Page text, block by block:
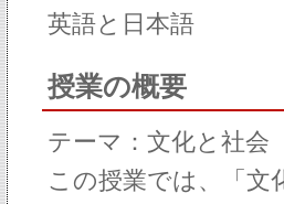
英語と日本語
授業の概要
テーマ：文化と社会
この授業では、「文